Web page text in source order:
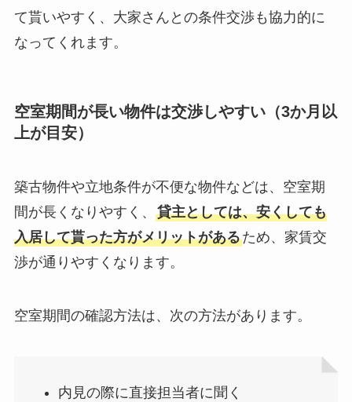
て貰いやすく、大家さんとの条件交渉も協力的に
なってくれます。
空室期間が長い物件は交渉しやすい（3か月以
上が目安）
築古物件や立地条件が不便な物件などは、空室期
間が長くなりやすく、 貸主としては、安くしても
入居して貰った方がメリットがあるため、家賃交
渉が通りやすくなります。
空室期間の確認方法は、次の方法があります。
内見の際に直接担当者に聞く